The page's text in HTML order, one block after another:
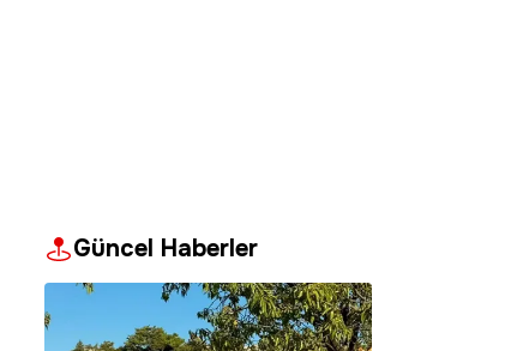
Güncel Haberler